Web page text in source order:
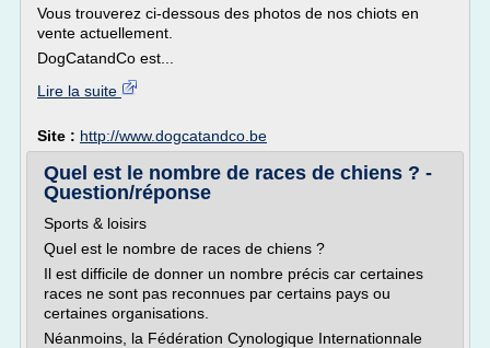
Vous trouverez ci-dessous des photos de nos chiots en
vente actuellement.
DogCatandCo est...
Lire la suite
Site : http://www.dogcatandco.be
Quel est le nombre de races de chiens ? -
Question/réponse
Sports & loisirs
Quel est le nombre de races de chiens ?
Il est difficile de donner un nombre précis car certaines
races ne sont pas reconnues par certains pays ou
certaines organisations.
Néanmoins, la Fédération Cynologique Internationnale